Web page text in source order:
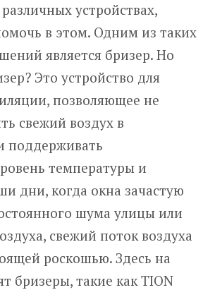
устройствах,
в этом. Одним из таких
является бризер. Но
Это устройство для
позволяющее не
свежий воздух в
поддерживать
температуры и
дни, когда окна зачастую
шума улицы или
свежий поток воздуха
роскошью. Здесь на
бризеры, такие как TION